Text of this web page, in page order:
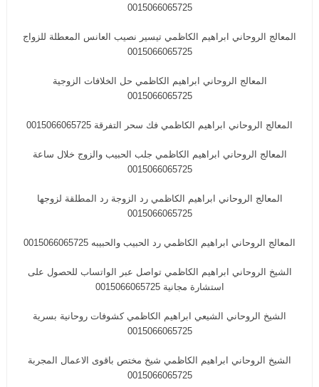
0015066065725
المعالج الروحاني ابراهيم الكاظمي تيسير نصيب العانس المعطلة للزواج
0015066065725
المعالج الروحاني ابراهيم الكاظمي حل الخلافات الزوجية
0015066065725
المعالج الروحاني ابراهيم الكاظمي فك سحر التفرقة 0015066065725
المعالج الروحاني ابراهيم الكاظمي جلب الحبيب والزوج خلال ساعة
0015066065725
المعالج الروحاني ابراهيم الكاظمي رد الزوجة رد المطلقة لزوجها
0015066065725
المعالج الروحاني ابراهيم الكاظمي رد الحبيب والحبيبه 0015066065725
الشيخ الروحاني ابراهيم الكاظمي تواصل عبر الواتساب للحصول على
استشارة مجانية 0015066065725
الشيخ الروحاني الشيعي ابراهيم الكاظمي كشوفات روحانية بسرية
0015066065725
الشيخ الروحاني ابراهيم الكاظمي شيخ مختص باقوى الاعمال المجربة
0015066065725